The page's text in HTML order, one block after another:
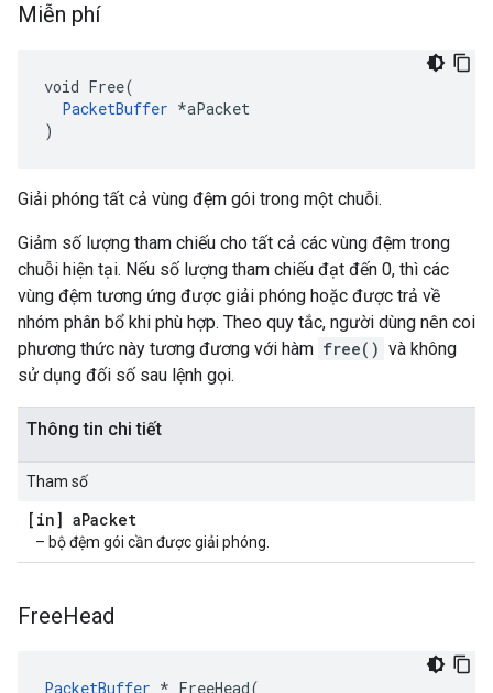
Miễn phí
void Free(
PacketBuffer *aPacket
)
Giải phóng tất cả vùng đệm gói trong một chuỗi.
Giảm số lượng tham chiếu cho tất cả các vùng đệm trong
chuỗi hiện tại. Nếu số lượng tham chiếu đạt đến 0, thì các
vùng đệm tương ứng được giải phóng hoặc được trả về
nhóm phân bổ khi phù hợp. Theo quy tắc, người dùng nên coi
phương thức này tương đương với hàm free() và không
sử dụng đối số sau lệnh gọi.
Thông tin chi tiết
Tham số
[in] aPacket
– bộ đệm gói cần được giải phóng.
FreeHead
PacketBuffer * FreeHead(